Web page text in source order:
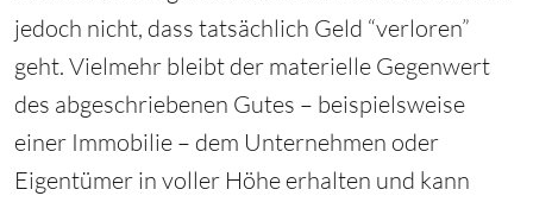
jedoch nicht, dass tatsächlich Geld “verloren”
geht. Vielmehr bleibt der materielle Gegenwert
des abgeschriebenen Gutes – beispielsweise
einer Immobilie – dem Unternehmen oder
Eigentümer in voller Höhe erhalten und kann